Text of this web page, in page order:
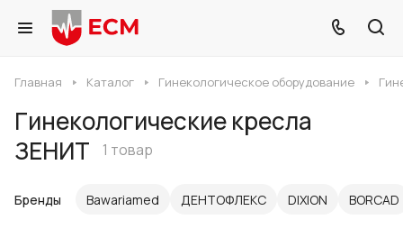
Главная Каталог Гинекологическое оборудование
Гинекологические кресла
ЗЕНИТ
1 товар
Бренды Bawariamed ДЕНТОФЛЕКС DIXION BORCAD